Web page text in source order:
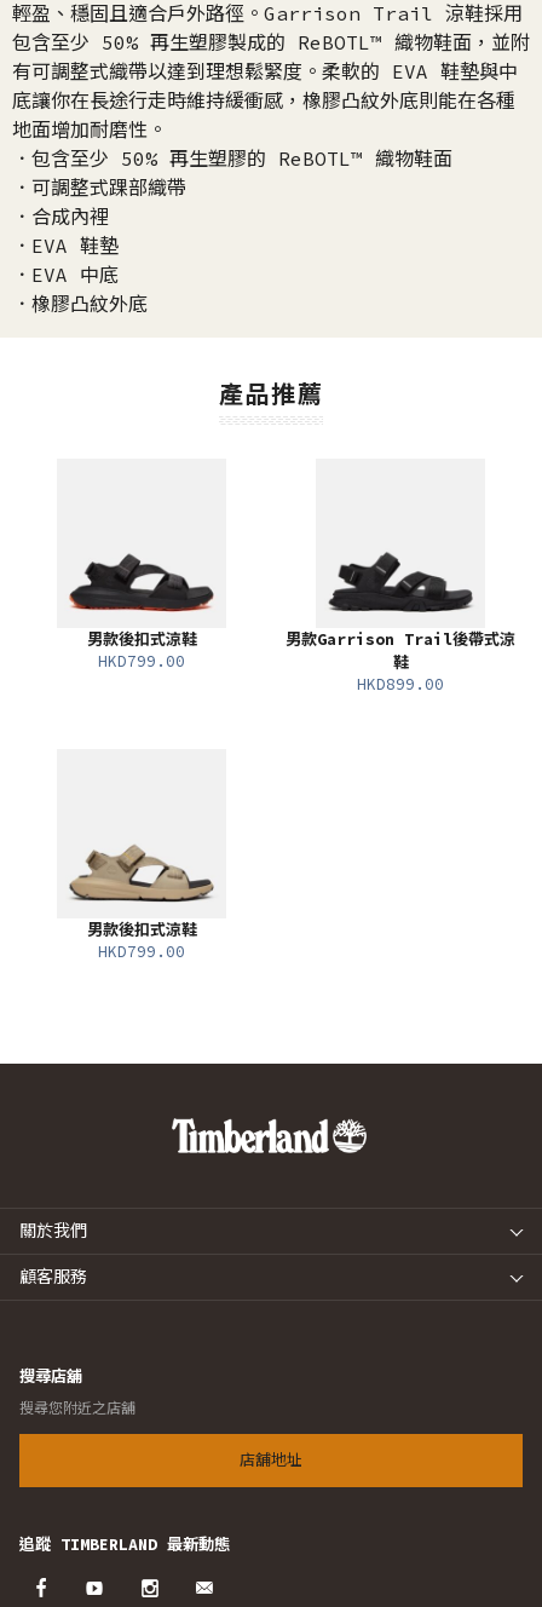
輕盈、穩固且適合戶外路徑。Garrison Trail 涼鞋採用
包含至少 50% 再生塑膠製成的 ReBOTL™ 織物鞋面，並附
有可調整式織帶以達到理想鬆緊度。柔軟的 EVA 鞋墊與中
底讓你在長途行走時維持緩衝感，橡膠凸紋外底則能在各種
地面增加耐磨性。
．包含至少 50% 再生塑膠的 ReBOTL™ 織物鞋面
．可調整式踝部織帶
．合成內裡
．EVA 鞋墊
．EVA 中底
．橡膠凸紋外底
產品推薦
男款後扣式涼鞋
HKD799.00
男款Garrison Trail後帶式涼
鞋
HKD899.00
男款後扣式涼鞋
HKD799.00
關於我們
顧客服務
搜尋店舖
搜尋您附近之店舖
店舖地址
追蹤 TIMBERLAND 最新動態